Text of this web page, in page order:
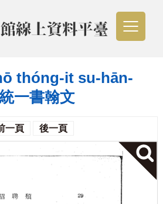
thóng-it su-hān-
一書翰文
一頁 後一頁